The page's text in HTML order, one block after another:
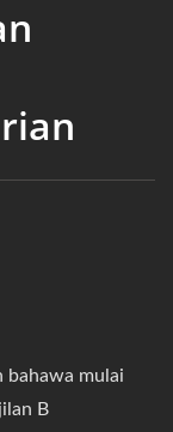
bahawa mulai
B